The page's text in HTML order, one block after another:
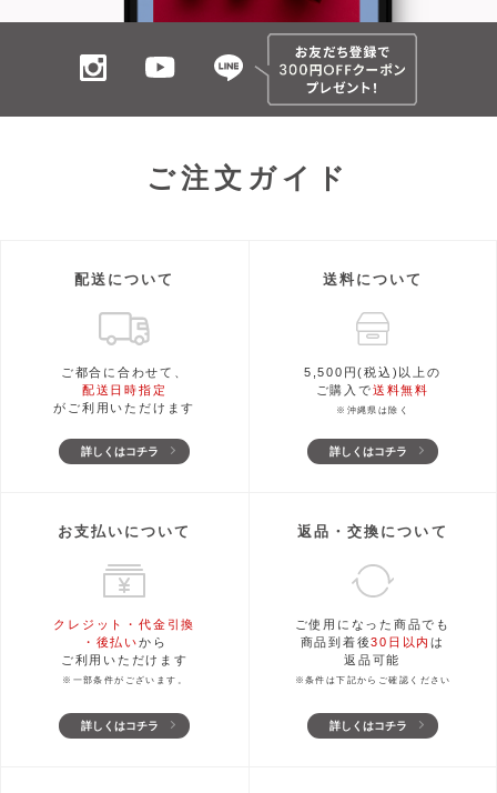
ご注文ガイド
配送について
ご都合に合わせて、
配送日時指定
がご利用いただけます
詳しくはコチラ
送料について
5,500円(税込)以上の
ご購入で送料無料
※沖縄県は除く
詳しくはコチラ
お支払いについて
クレジット・代金引換
・後払いから
ご利用いただけます
※一部条件がございます。
詳しくはコチラ
返品・交換について
ご使用になった商品でも
商品到着後30日以内は
返品可能
※条件は下記からご確認ください
詳しくはコチラ